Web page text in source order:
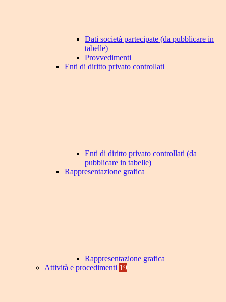
Dati società partecipate (da pubblicare in
tabelle)
Provvedimenti
Enti di diritto privato controllati
Enti di diritto privato controllati (da
pubblicare in tabelle)
Rappresentazione grafica
Rappresentazione grafica
Attività e procedimenti 19